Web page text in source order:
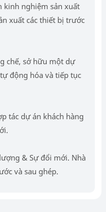
kinh nghiệm sản xuất
xuất các thiết bị trước
chế, sở hữu một dự
động hóa và tiếp tục
tác dự án khách hàng
& Sự đổi mới. Nhà
và sau ghép.